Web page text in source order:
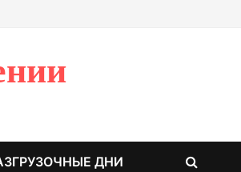
ДНИ